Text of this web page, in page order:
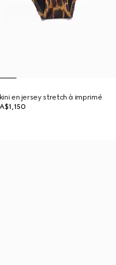
en jersey stretch à imprimé